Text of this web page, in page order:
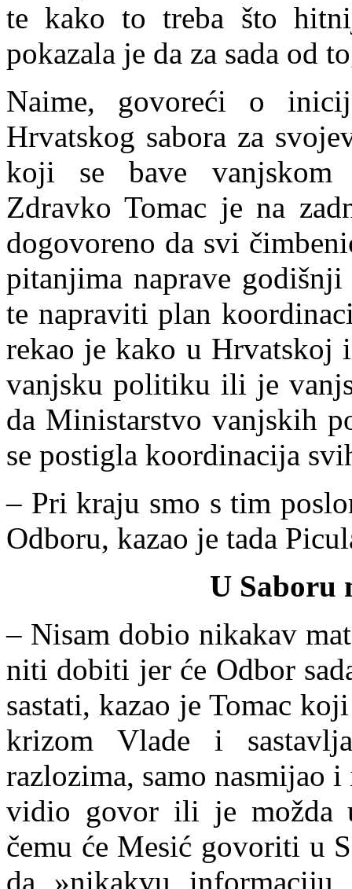
te kako to treba što
pokazala je da za sada od
Naime, govoreći o
Hrvatskog sabora za
koji se bave vanjskom
Zdravko Tomac je na
dogovoreno da svi
pitanjima naprave
te napraviti plan
rekao je kako u Hrvatskoj
vanjsku politiku ili je
da Ministarstvo vanjskih
se postigla koordinacija
– Pri kraju smo s tim
Odboru, kazao je tada
U Saboru
– Nisam dobio nikakav
niti dobiti jer će Odbor
sastati, kazao je Tomac
krizom Vlade i
razlozima, samo nasmijao
vidio govor ili je možda
čemu će Mesić govoriti u
da »nikakvu